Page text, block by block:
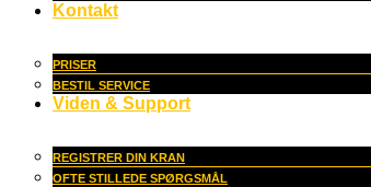
Kontakt
PRISER
BESTIL SERVICE
Viden & Support
REGISTRER DIN KRAN
OFTE STILLEDE SPØRGSMÅL